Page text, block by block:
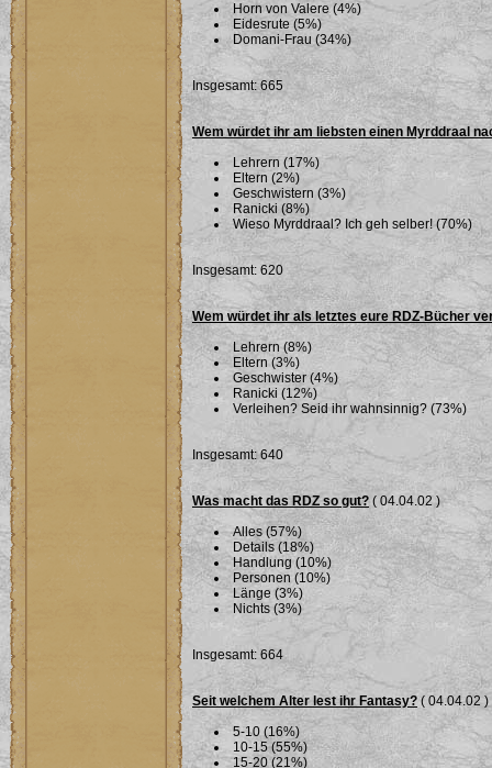
Horn von Valere (4%)
Eidesrute (5%)
Domani-Frau (34%)
Insgesamt: 665
Wem würdet ihr am liebsten einen Myrddraal
Lehrern (17%)
Eltern (2%)
Geschwistern (3%)
Ranicki (8%)
Wieso Myrddraal? Ich geh selber! (70%)
Insgesamt: 620
Wem würdet ihr als letztes eure RDZ-Bücher
Lehrern (8%)
Eltern (3%)
Geschwister (4%)
Ranicki (12%)
Verleihen? Seid ihr wahnsinnig? (73%)
Insgesamt: 640
Was macht das RDZ so gut? ( 04.04.02 )
Alles (57%)
Details (18%)
Handlung (10%)
Personen (10%)
Länge (3%)
Nichts (3%)
Insgesamt: 664
Seit welchem Alter lest ihr Fantasy? ( 04.04.02 )
5-10 (16%)
10-15 (55%)
15-20 (21%)